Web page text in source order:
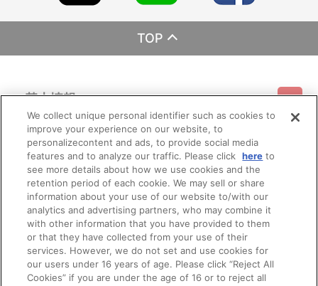
TOP
基本情報
利用規約 特定商取引法に基づく表示 プライバシーポリシー
プライバシーオプション 会社概要
ご利用情報
ご利用ガイド サイトマップ お問い合わせ
Do Not Sell or Share My Personal Information
会員メニュー
ログイン 会員規約 新規会員登録
その他のご案内
公式X バンダイナムコフィルムワークス
We collect unique personal identifier such as cookies to
improve your experience on our website, to
personalizecontent and ads, to provide social media
features and to analyze our traffic. Please click here to
see more details about how we use cookies and the
retention period of each cookie. We may sell or share
information about your use of our website to/with our
analytics and advertising partners, who may combine it
with other information that you have provided to them
or that they have collected from your use of their
services. However, we do not set and use cookies for
our users under 16 years of age. Please click “Reject All
Cookies” if you are under the age of 16 or to reject all